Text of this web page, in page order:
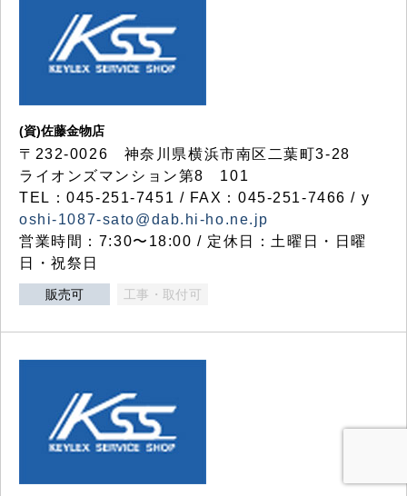
(資)佐藤金物店
〒232-0026 神奈川県横浜市南区二葉町3-28
ライオンズマンション第8 101
TEL：045-251-7451 / FAX：045-251-7466 / y
oshi-1087-sato@dab.hi-ho.ne.jp
営業時間：7:30〜18:00 / 定休日：土曜日・日曜
日・祝祭日
販売可 工事・取付可